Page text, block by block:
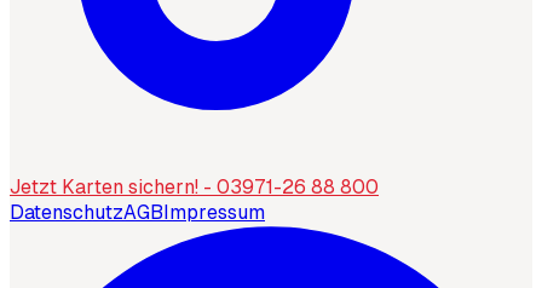
Jetzt Karten sichern! - 03971-26 88 800
DatenschutzAGBImpressum